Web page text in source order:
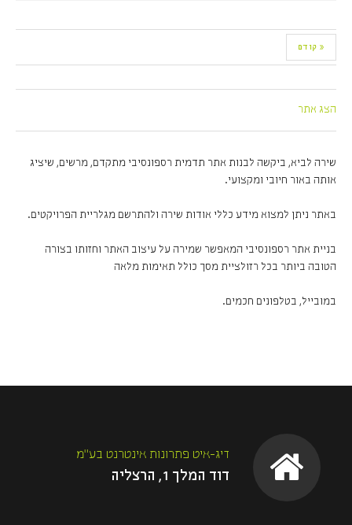
« קודם
הצג אתר
שירה לביא, ביקשה לבנות אתר תדמית רספונסיבי מתקדם, מרשים, שיציג
אותה באור חיובי ומקצועי.
באתר ניתן למצוא מידע כללי אודות שירה ולהתרשם מגלריית הפרויקטים.
בניית אתר רספונסיבי המאפשר שמירה על עיצוב האתר וחזותו בצורה
הטובה ביותר בכל רזולציית מסך כולל תאימות מלאה
במובייל, בטלפונים חכמים.
דיג-איט פתרונות אינטרנט בע"מ
דוד המלך 1, הרצליה